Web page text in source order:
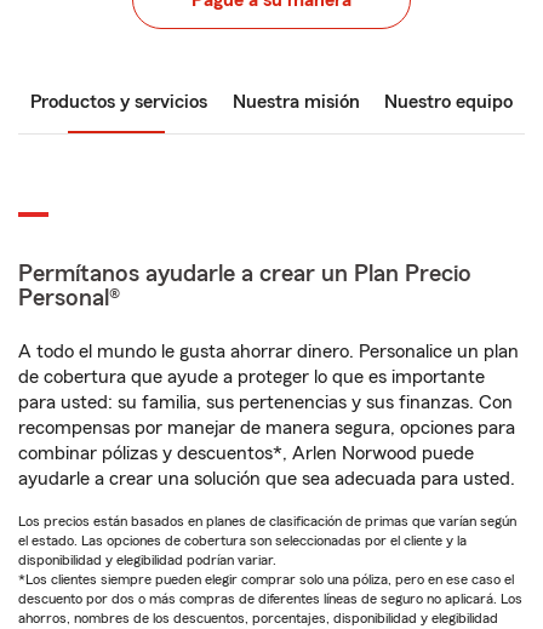
Productos y servicios Nuestra misión Nuestro equipo
Permítanos ayudarle a crear un Plan Precio
Personal®
A todo el mundo le gusta ahorrar dinero. Personalice un plan
de cobertura que ayude a proteger lo que es importante
para usted: su familia, sus pertenencias y sus finanzas. Con
recompensas por manejar de manera segura, opciones para
combinar pólizas y descuentos*, Arlen Norwood puede
ayudarle a crear una solución que sea adecuada para usted.
Los precios están basados en planes de clasificación de primas que varían según
el estado. Las opciones de cobertura son seleccionadas por el cliente y la
disponibilidad y elegibilidad podrían variar.
*Los clientes siempre pueden elegir comprar solo una póliza, pero en ese caso el
descuento por dos o más compras de diferentes líneas de seguro no aplicará. Los
ahorros, nombres de los descuentos, porcentajes, disponibilidad y elegibilidad